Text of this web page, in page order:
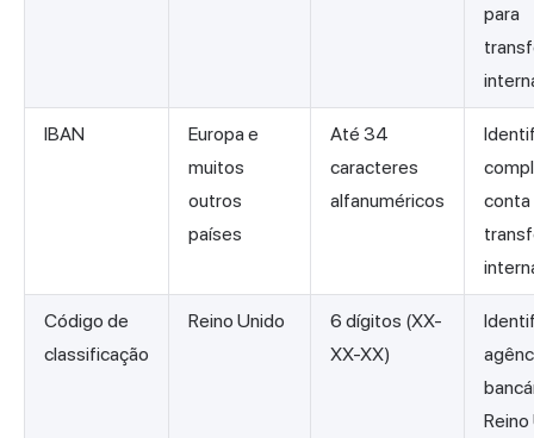
para
IBAN
Europa e
muitos
outros
países
Até 34
caracteres
alfanuméricos
conta
Código de
classificação
Reino Unido
6 dígitos (XX-
XX-XX)
Reino